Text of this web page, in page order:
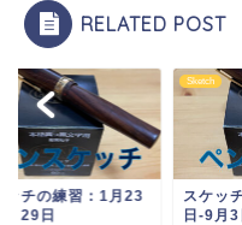
RELATED POST
ッチの練習/8月28
月3日
Sketch
スケッ
日-1月